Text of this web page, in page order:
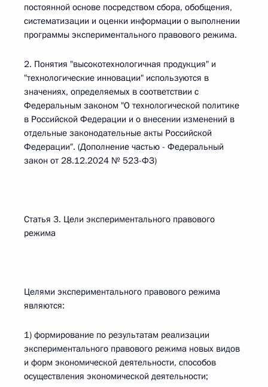
постоянной основе посредством сбора, обобщения,
систематизации и оценки информации о выполнении
программы экспериментального правового режима.
2. Понятия "высокотехнологичная продукция" и
"технологические инновации" используются в
значениях, определяемых в соответствии с
Федеральным законом "О технологической политике
в Российской Федерации и о внесении изменений в
отдельные законодательные акты Российской
Федерации". (Дополнение частью - Федеральный
закон от 28.12.2024 № 523-ФЗ)
Статья 3. Цели экспериментального правового
режима
Целями экспериментального правового режима
являются:
1) формирование по результатам реализации
экспериментального правового режима новых видов
и форм экономической деятельности, способов
осуществления экономической деятельности;